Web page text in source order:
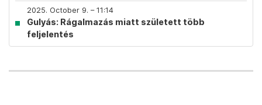
2025. October 9. – 11:14
Gulyás: Rágalmazás miatt született több
feljelentés